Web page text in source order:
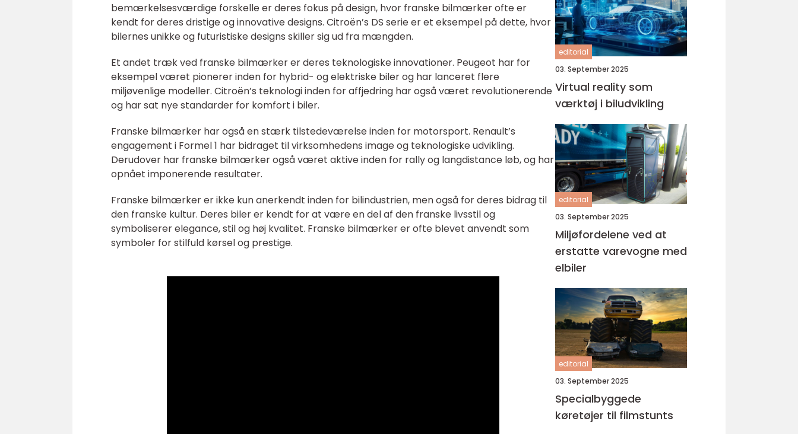
bemærkelsesværdige forskelle er deres fokus på design, hvor franske bilmærker ofte er
kendt for deres dristige og innovative designs. Citroën’s DS serie er et eksempel på dette, hvor
bilernes unikke og futuristiske designs skiller sig ud fra mængden.
Et andet træk ved franske bilmærker er deres teknologiske innovationer. Peugeot har for
eksempel været pionerer inden for hybrid- og elektriske biler og har lanceret flere
miljøvenlige modeller. Citroën’s teknologi inden for affjedring har også været revolutionerende
og har sat nye standarder for komfort i biler.
Franske bilmærker har også en stærk tilstedeværelse inden for motorsport. Renault’s
engagement i Formel 1 har bidraget til virksomhedens image og teknologiske udvikling.
Derudover har franske bilmærker også været aktive inden for rally og langdistance løb, og har
opnået imponerende resultater.
Franske bilmærker er ikke kun anerkendt inden for bilindustrien, men også for deres bidrag til
den franske kultur. Deres biler er kendt for at være en del af den franske livsstil og
symboliserer elegance, stil og høj kvalitet. Franske bilmærker er ofte blevet anvendt som
symboler for stilfuld kørsel og prestige.
editorial
03. September 2025
Virtual reality som
værktøj i biludvikling
editorial
03. September 2025
Miljøfordelene ved at
erstatte varevogne med
elbiler
editorial
03. September 2025
Specialbyggede
køretøjer til filmstunts